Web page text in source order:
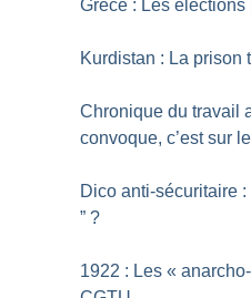
Grèce : Les élections
Kurdistan : La prison
Chronique du travail
convoque, c’est sur
Dico anti-sécuritaire :
” ?
1922 : Les «